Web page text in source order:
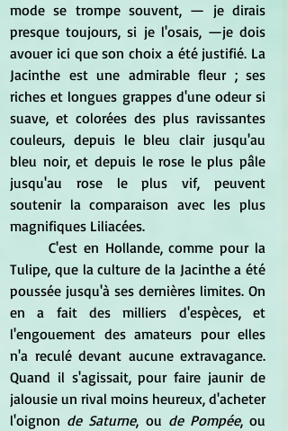
mode se trompe souvent, — je dirais
presque toujours, si je l'osais, —je dois
avouer ici que son choix a été justifié. La
Jacinthe est une admirable fleur ; ses
riches et longues grappes d'une odeur si
suave, et colorées des plus ravissantes
couleurs, depuis le bleu clair jusqu'au
bleu noir, et depuis le rose le plus pâle
jusqu'au rose le plus vif, peuvent
soutenir la comparaison avec les plus
magnifiques Liliacées.
Tulipe, que la culture de la Jacinthe a été
poussée jusqu'à ses dernières limites. On
en a fait des milliers d'espèces, et
l'engouement des amateurs pour elles
n'a reculé devant aucune extravagance.
Quand il s'agissait, pour faire jaunir de
jalousie un rival moins heureux, d'acheter
l'oignon de Saturne, ou de Pompée